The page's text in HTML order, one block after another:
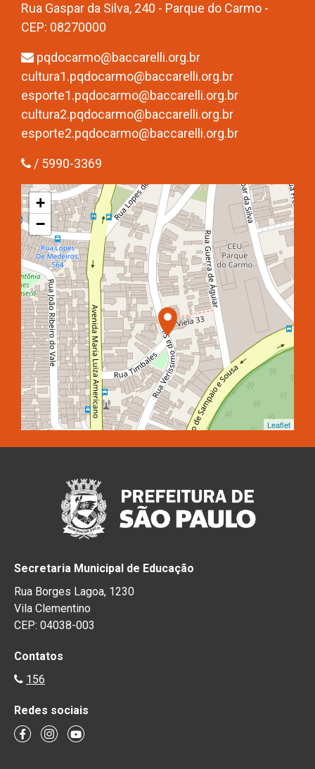
Rua Gaspar da Silva, 240 - Parque do Carmo -
CEP: 08270000
pqdocarmo@baccarelli.org.br
cultura1.pqdocarmo@baccarelli.org.br
esporte1.pqdocarmo@baccarelli.org.br
cultura2.pqdocarmo@baccarelli.org.br
esporte2.pqdocarmo@baccarelli.org.br
/ 5990-3369
+
−
Leaflet
Secretaria Municipal de Educação
Rua Borges Lagoa, 1230
Vila Clementino
CEP: 04038-003
Contatos
156
Redes sociais